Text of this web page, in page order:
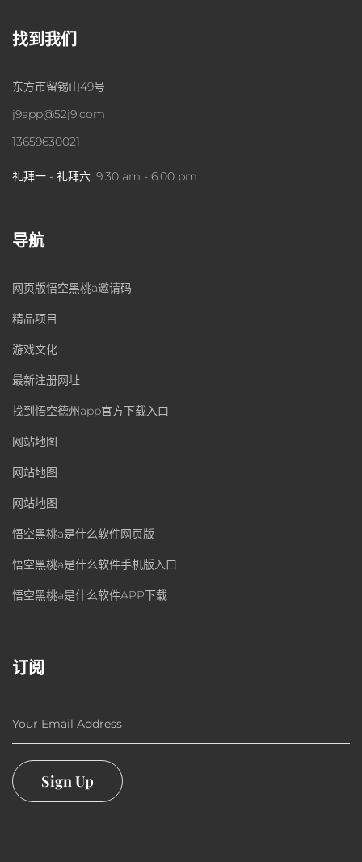
找到我们
东方市留锡山49号
j9app@52j9.com
13659630021
礼拜一 - 礼拜六: 9:30 am - 6:00 pm
导航
网页版悟空黑桃a邀请码
精品项目
游戏文化
最新注册网址
找到悟空德州app官方下载入口
网站地图
网站地图
网站地图
悟空黑桃a是什么软件网页版
悟空黑桃a是什么软件手机版入口
悟空黑桃a是什么软件APP下载
订阅
Your Email Address
Sign Up